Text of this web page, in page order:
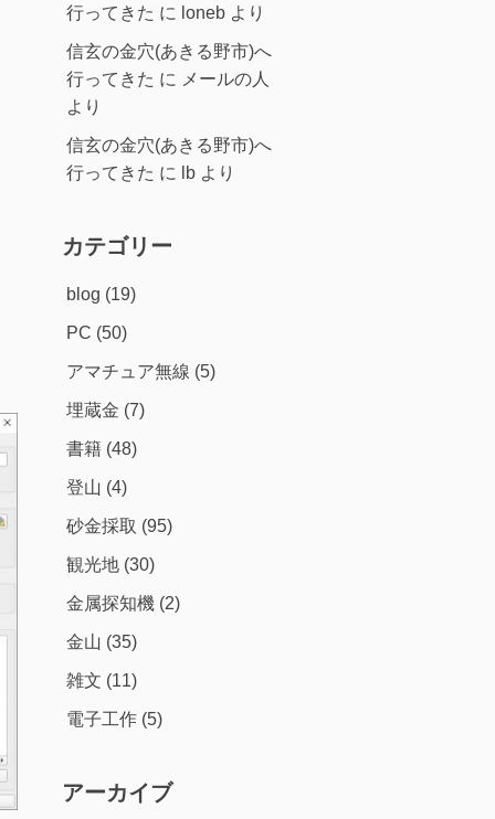
行ってきた に loneb より
信玄の金穴(あきる野市)へ
行ってきた に メールの人
より
信玄の金穴(あきる野市)へ
行ってきた に lb より
カテゴリー
blog (19)
PC (50)
アマチュア無線 (5)
埋蔵金 (7)
書籍 (48)
登山 (4)
砂金採取 (95)
観光地 (30)
金属探知機 (2)
金山 (35)
雑文 (11)
電子工作 (5)
アーカイブ